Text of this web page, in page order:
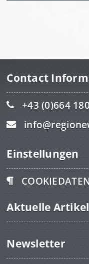
Contact
+43 (0)664
Einstellungen
Aktuelle Artikel
Newsletter